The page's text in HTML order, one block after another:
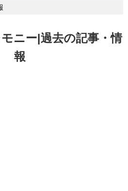
ニー|過去の記事・情
報